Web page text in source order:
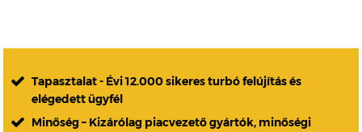
Tapasztalat - Évi 12.000 sikeres turbó felújítás és
elégedett ügyfél
Minőség – Kizárólag piacvezető gyártók, minőségi